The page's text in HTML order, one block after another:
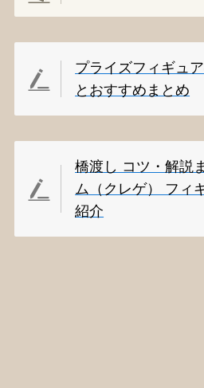
プライズフィギュ
とおすすめまとめ
橋渡し コツ・解説
ム（クレゲ） フィ
紹介